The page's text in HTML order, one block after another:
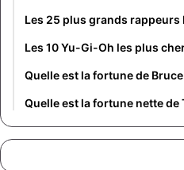
Les 25 plus grands
Les 10 Yu-Gi-Oh les plus
Quelle est la fortune de
Quelle est la fortune nette de